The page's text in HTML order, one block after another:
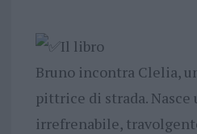
Il libro
Bruno incontra Clelia,
pittrice di strada.
irrefrenabile,